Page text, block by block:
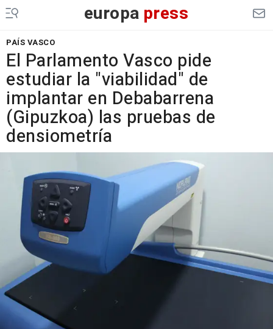
europa press
PAÍS VASCO
El Parlamento Vasco pide
estudiar la "viabilidad" de
implantar en Debabarrena
(Gipuzkoa) las pruebas de
densiometría